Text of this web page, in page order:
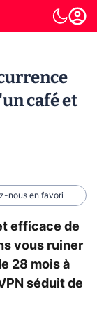
café et
nous en favori
efficace de
vous ruiner
28 mois à
séduit de